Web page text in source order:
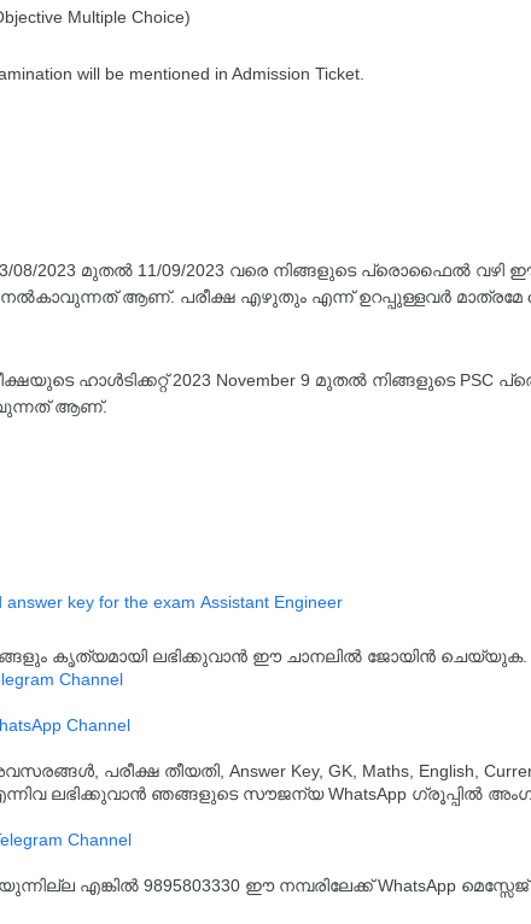
Multiple Choice)
will be mentioned in Admission Ticket.
08/2023 മുതൽ 11/09/2023 വരെ നിങ്ങളുടെ പ്രൊഫൈൽ വഴി
ആണ്. പരീക്ഷ എഴുതും എന്ന് ഉറപ്പുള്ളവർ മാത്രമേ
ഹാൾടിക്കറ്റ് 2023 November 9 മുതൽ നിങ്ങളുടെ
ആണ്.
key for the exam Assistant Engineer
കൃത്യമായി ലഭിക്കുവാൻ ഈ ചാനലിൽ ജോയിൻ ചെയ്യുക.
Channel
Channel
പരീക്ഷ തീയതി, Answer Key, GK, Maths, English,
ലഭിക്കുവാൻ ഞങ്ങളുടെ സൗജന്യ WhatsApp ഗ്രൂപ്പിൽ
എങ്കിൽ 9895803330 ഈ നമ്പരിലേക്ക് WhatsApp